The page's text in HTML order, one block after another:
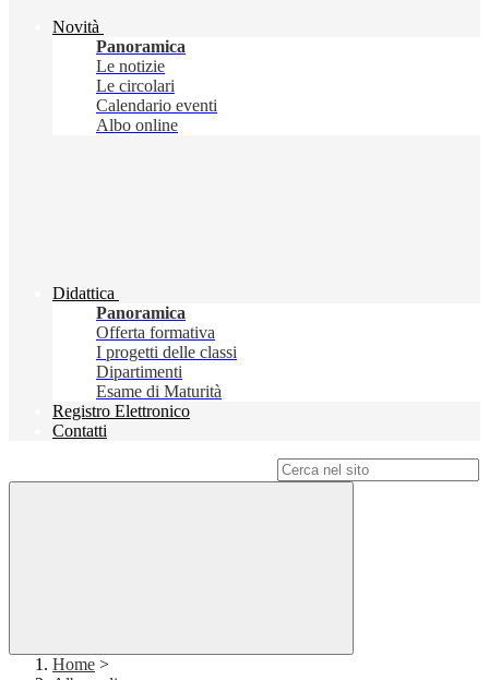
Novità
Panoramica
Le notizie
Le circolari
Calendario eventi
Albo online
Didattica
Panoramica
Offerta formativa
I progetti delle classi
Dipartimenti
Esame di Maturità
Registro Elettronico
Contatti
Home >